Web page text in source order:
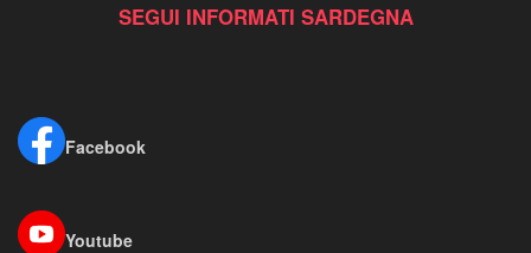
SEGUI INFORMATI SARDEGNA
Facebook
Youtube